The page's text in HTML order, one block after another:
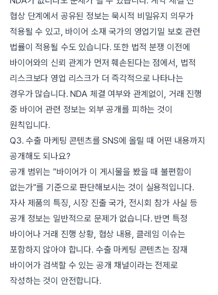
협상 단계에서 공유된 정보는 묵시적 비밀유지 의무가
적용될 수 있고, 바이어 소재 국가의 영업기밀 보호 관련
법률이 적용될 수도 있습니다. 또한 법적 분쟁 이전에
바이어와의 신뢰 관계가 먼저 훼손된다는 점에서, 법적
리스크보다 영업 리스크가 더 즉각적으로 나타나는
경우가 많습니다. NDA 체결 여부와 관계없이, 거래 진행
중 바이어 관련 정보는 외부 공개를 피하는 것이
원칙입니다.
Q3. 수출 마케팅 콘텐츠를 SNS에 올릴 때 어떤 내용까지
공개해도 되나요?
공개 범위는 "바이어가 이 게시물을 봤을 때 불편함이
없는가"를 기준으로 판단해보시는 것이 실용적입니다.
자사 제품의 특징, 시장 진출 국가, 전시회 참가 사실 등
공개 정보는 일반적으로 문제가 없습니다. 반면 특정
바이어나 거래 진행 상황, 협상 내용, 클레임 이슈는
포함하지 않아야 합니다. 수출 마케팅 콘텐츠는 잠재
바이어가 검색할 수 있는 공개 채널이라는 전제로
작성하는 것이 안전합니다.